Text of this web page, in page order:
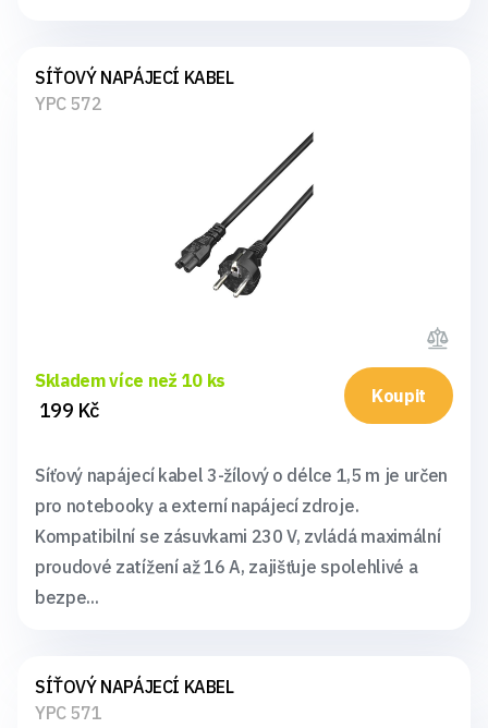
SÍŤOVÝ NAPÁJECÍ KABEL
YPC 572
Skladem více než 10 ks
199 Kč
Koupit
Síťový napájecí kabel 3-žílový o délce 1,5 m je určen
pro notebooky a externí napájecí zdroje.
Kompatibilní se zásuvkami 230 V, zvládá maximální
proudové zatížení až 16 A, zajišťuje spolehlivé a
bezpe...
SÍŤOVÝ NAPÁJECÍ KABEL
YPC 571